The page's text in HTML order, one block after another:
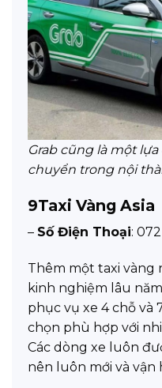
Grab cũng là một
chuyển trong nội
9Taxi Vàng Asia
– Số Điện Thoại:
Thêm một taxi vàng
kinh nghiệm lâu
phục vụ xe 4 chỗ và
chọn phù hợp với
Các dòng xe luôn
nên luôn mới và vận